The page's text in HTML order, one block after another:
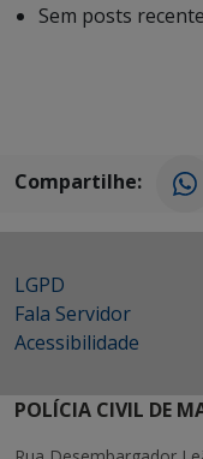
Sem posts
Compartilhe:
LGPD
Fala Servidor
Acessibilidade
POLÍCIA CIVIL DE